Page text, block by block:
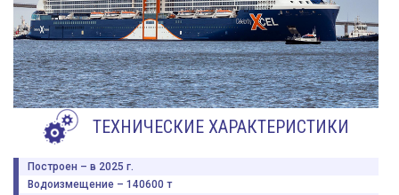
ТЕХНИЧЕСКИЕ ХАРАКТЕРИСТИКИ
Построен – в 2025 г.
Водоизмещение – 140600 т